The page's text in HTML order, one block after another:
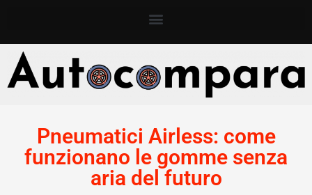
Pneumatici Airless: come
funzionano le gomme senza
aria del futuro